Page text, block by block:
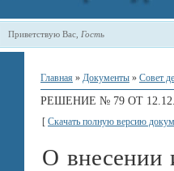
Приветствую Вас Гость
Главная » Документы » Совет
РЕШЕНИЕ № 79 ОТ
[ Скачать полную версию
О внесении